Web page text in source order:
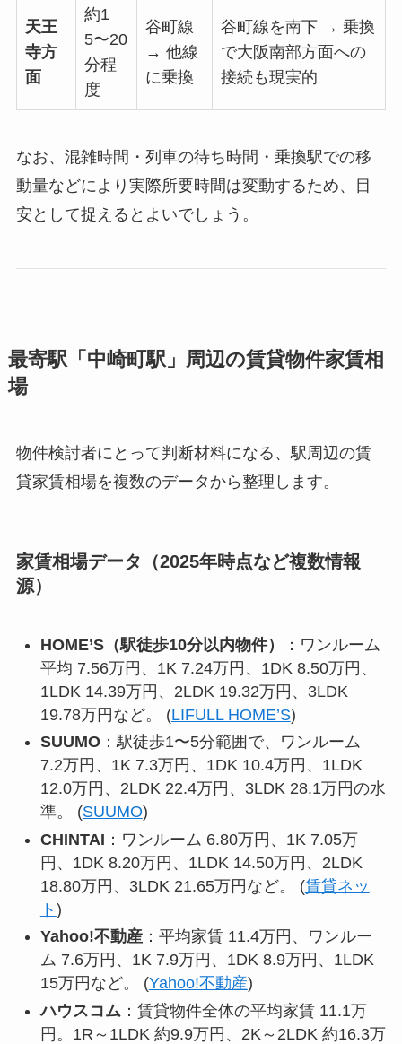
天王
寺方
面
約1
5〜20
分程
度
谷町線
→ 他線
に乗換
谷町線を南下 → 乗換
で大阪南部方面への
接続も現実的
なお、混雑時間・列車の待ち時間・乗換駅での移
動量などにより実際所要時間は変動するため、目
安として捉えるとよいでしょう。
最寄駅「中崎町駅」周辺の賃貸物件家賃相
場
物件検討者にとって判断材料になる、駅周辺の賃
貸家賃相場を複数のデータから整理します。
家賃相場データ（2025年時点など複数情報
源）
HOME’S（駅徒歩10分以内物件）
：ワンルーム
平均 7.56万円、1K 7.24万円、1DK 8.50万円、
1LDK 14.39万円、2LDK 19.32万円、3LDK
19.78万円など。 (LIFULL HOME’S)
SUUMO：駅徒歩1〜5分範囲で、ワンルーム
7.2万円、1K 7.3万円、1DK 10.4万円、1LDK
12.0万円、2LDK 22.4万円、3LDK 28.1万円の水
準。 (SUUMO)
CHINTAI ：ワンルーム 6.80万円、1K 7.05万
円、1DK 8.20万円、1LDK 14.50万円、2LDK
18.80万円、3LDK 21.65万円など。 (賃貸ネッ
ト )
Yahoo!不動産：平均家賃 11.4万円、ワンルー
ム 7.6万円、1K 7.9万円、1DK 8.9万円、1LDK
15万円など。 (Yahoo!不動産)
ハウスコム ：賃貸物件全体の平均家賃 11.1万
円。1R～1LDK 約9.9万円、2K～2LDK 約16.3万